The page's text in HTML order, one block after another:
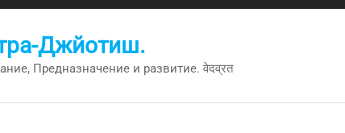
Джйотиш.
Предназначение и развитие. वेदव्रत